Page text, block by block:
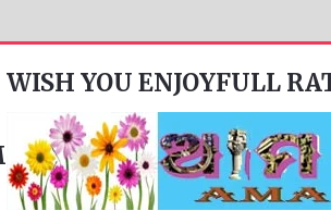
WISH YOU ENJOYFULL